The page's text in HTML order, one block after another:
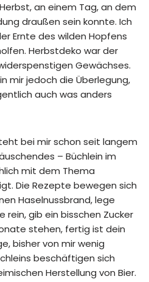
an einem Tag, an dem
draußen sein konnte. Ich
Ernte des wilden Hopfens
Herbstdeko war der
Gewächses.
mir jedoch die Überlegung,
auch was anders
bei mir schon seit langem
– Büchlein im
mit dem Thema
Die Rezepte bewegen sich
Haselnussbrand, lege
rein, gib ein bisschen Zucker
stehen, fertig ist dein
bisher von mir wenig
beschäftigen sich
Herstellung von Bier.